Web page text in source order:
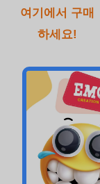
여기에서 구매
하세요!